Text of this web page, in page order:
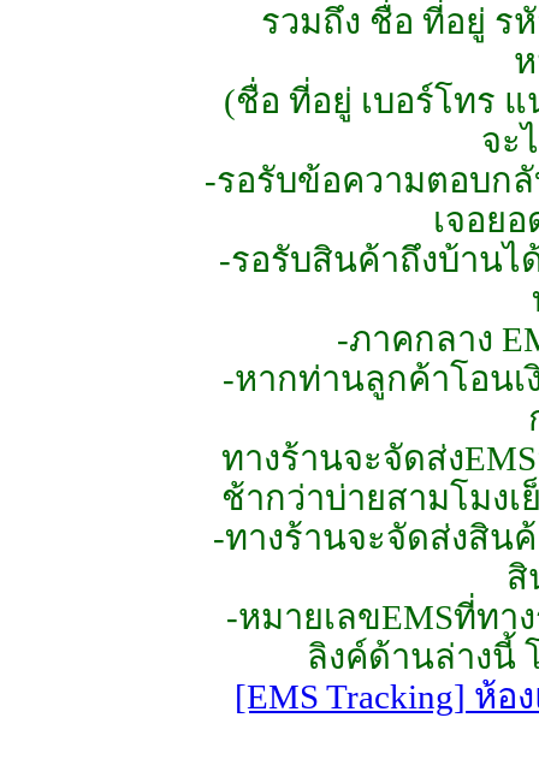
รวมถึง ชื่อ ที่อยู่ ร
(ชื่อ ที่อยู่ เบอร์โทร
จะ
-รอรับข้อความตอบก
เจอย
-รอรับสินค้าถึงบ้านไ
-ภาคกลาง
-หากท่านลูกค้าโอน
ทางร้านจะจัดส่ง
ช้ากว่าบ่ายสามโมง
-ทางร้านจะจัดส่งสิน
สิ
-หมายเลขEMSที่ทา
ลิงค์ด้านล่างนี้
[EMS Tracking] ห้